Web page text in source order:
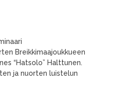
Breikkimaajoukkueen
“Hatsolo” Halttunen.
ja nuorten luistelun